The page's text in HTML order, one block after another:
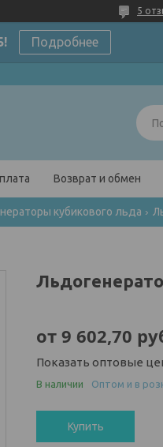
5
Подробнее
Возврат и обмен
кубикового льда
от 9 602,70
Показать оптовые
В наличии Оптом и в
Купить